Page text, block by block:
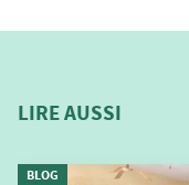
LIRE AUSSI
BLOG